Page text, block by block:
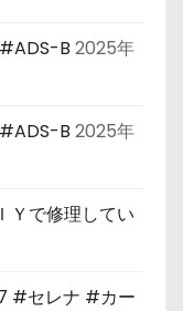
B 2025年
B 2025年
Ｙで修理してい
#セレナ #カー